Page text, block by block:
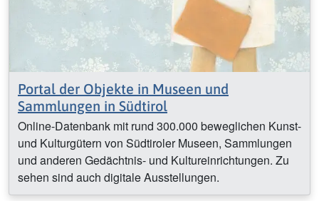
Portal der Objekte in Museen und
Sammlungen in Südtirol
Online-Datenbank mit rund 300.000 beweglichen Kunst-
und Kulturgütern von Südtiroler Museen, Sammlungen
und anderen Gedächtnis- und Kultureinrichtungen. Zu
sehen sind auch digitale Ausstellungen.